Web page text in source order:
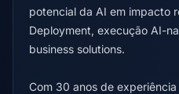
potencial da AI em impacto
Deployment, execução AI-
business solutions.
Com 30 anos de